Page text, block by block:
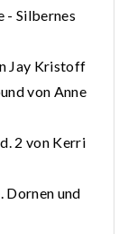
- Silbernes
Jay Kristoff
von Anne
2 von Kerri
Dornen und